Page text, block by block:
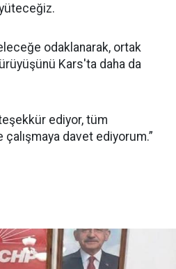
odaklanarak, ortak
Kars'ta daha da
ediyor, tüm
davet ediyorum.”